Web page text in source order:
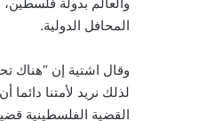
والعالم بدولة
المحافل الدولية.
وقال اشتية إن “هناك
لذلك نريد لأمتنا
القضية الفلسطينية